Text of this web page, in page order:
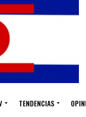
TENDENCIAS